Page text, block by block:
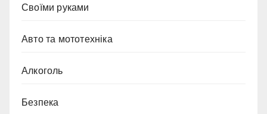
Cвоїми руками
Авто та мототехніка
Алкоголь
Безпека